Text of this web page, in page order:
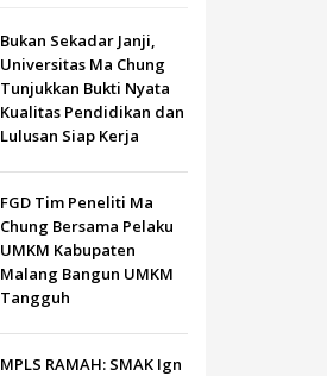
Bukan Sekadar Janji,
Universitas Ma Chung
Tunjukkan Bukti Nyata
Kualitas Pendidikan dan
Lulusan Siap Kerja
FGD Tim Peneliti Ma
Chung Bersama Pelaku
UMKM Kabupaten
Malang Bangun UMKM
Tangguh
MPLS RAMAH: SMAK Ign